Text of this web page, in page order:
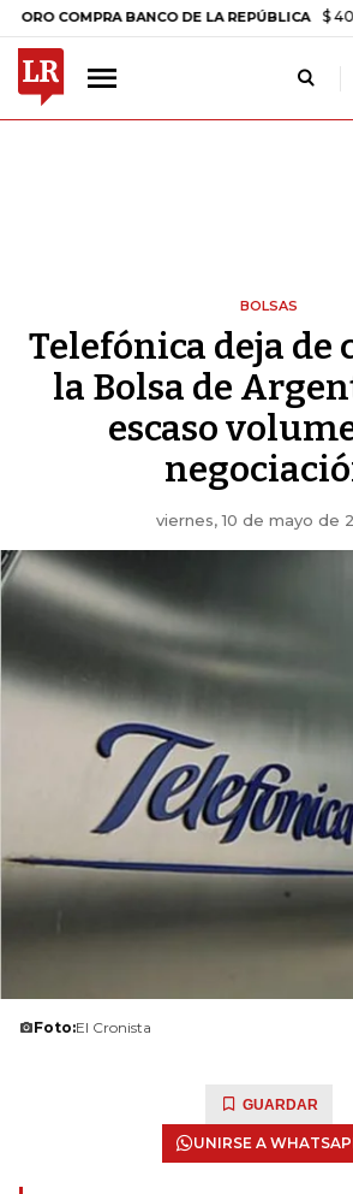
BANCO DE LA REPÚBLICA $
BOLSAS
Telefónica deja de
la Bolsa de
escaso
viernes, 10 de mayo de
Foto:El Cronista
GUARDAR
UNIRSE A